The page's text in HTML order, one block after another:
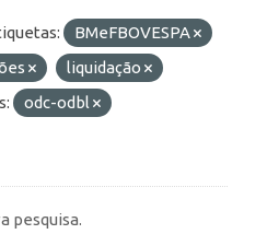
BMeFBOVESPA
liquidação
odc-odbl
pesquisa.